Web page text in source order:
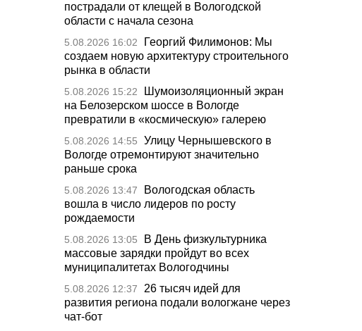
пострадали от клещей в Вологодской
области с начала сезона
5.08.2026 16:02
Георгий Филимонов: Мы
создаем новую архитектуру строительного
рынка в области
5.08.2026 15:22
Шумоизоляционный экран
на Белозерском шоссе в Вологде
превратили в «космическую» галерею
5.08.2026 14:55
Улицу Чернышевского в
Вологде отремонтируют значительно
раньше срока
5.08.2026 13:47
Вологодская область
вошла в число лидеров по росту
рождаемости
5.08.2026 13:05
В День физкультурника
массовые зарядки пройдут во всех
муниципалитетах Вологодчины
5.08.2026 12:37
26 тысяч идей для
развития региона подали вологжане через
чат-бот